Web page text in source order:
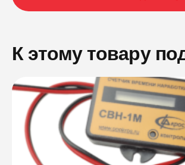
К этому товару